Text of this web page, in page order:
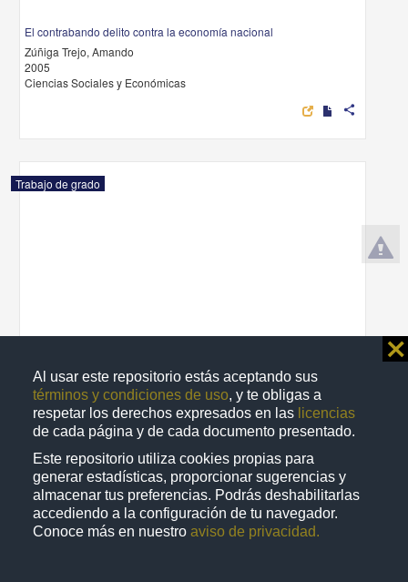
Al usar este repositorio estás aceptando sus
términos y condiciones de uso, y te obligas a
respetar los derechos expresados en las licencias
de cada página y de cada documento presentado.
Este repositorio utiliza cookies propias para
generar estadísticas, proporcionar sugerencias y
almacenar tus preferencias. Podrás deshabilitarlas
accediendo a la configuración de tu navegador.
Conoce más en nuestro aviso de privacidad.
⨯
El contrabando delito contra la economía nacional
Zúñiga Trejo, Amando
2005
Ciencias Sociales y Económicas
share
Trabajo de grado
Propuesta de reforma de la fracción x del artículo 47 de la Ley
federal del trabajo
Gómez Vergara, Anel
2004
Ciencias Sociales y Económicas